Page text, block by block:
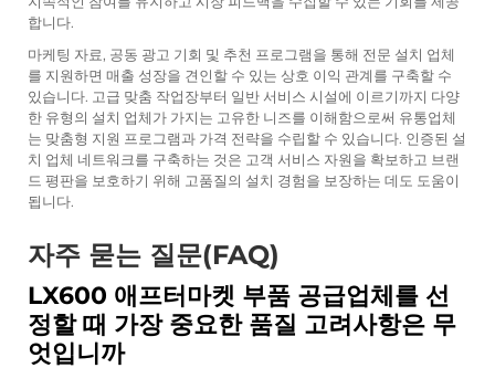
합니다.
마케팅 자료, 공동 광고 기회 및 추천 프로그램을 통해 전문 설치 업체
를 지원하면 매출 성장을 견인할 수 있는 상호 이익 관계를 구축할 수
있습니다. 고급 맞춤 작업장부터 일반 서비스 시설에 이르기까지 다양
한 유형의 설치 업체가 가지는 고유한 니즈를 이해함으로써 유통업체
는 맞춤형 지원 프로그램과 가격 전략을 수립할 수 있습니다. 인증된 설
치 업체 네트워크를 구축하는 것은 고객 서비스 자원을 확보하고 브랜
드 평판을 보호하기 위해 고품질의 설치 경험을 보장하는 데도 도움이
됩니다.
자주 묻는 질문(FAQ)
LX600 애프터마켓 부품 공급업체를 선
정할 때 가장 중요한 품질 고려사항은 무
엇입니까